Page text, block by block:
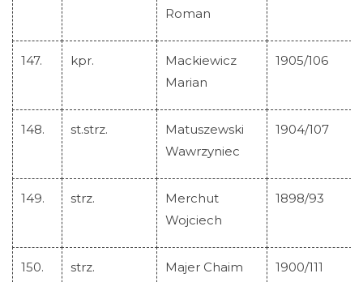
Roman
147. kpr.
Mackiewicz
Marian
1905/106
148. st.strz.
Matuszewski
Wawrzyniec
1904/107
149. strz.
Merchut
Wojciech
1898/93
150. strz. Majer Chaim 1900/111